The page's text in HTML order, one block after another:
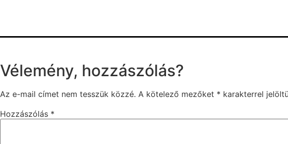
Vélemény, hozzászólás?
Az e-mail címet nem tesszük közzé. A kötelező mezőket * karakterrel
Hozzászólás *